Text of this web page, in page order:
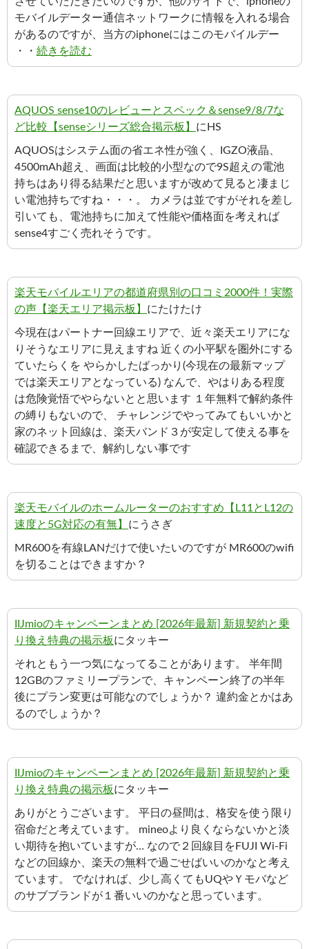
モバイルデーター通信ネットワークに情報を入れる場合
があるのですが、当方のiphoneにはこのモバイルデー
・・ 続きを読む
AQUOS sense10のレビューとスペック＆sense9/8/7な
ど比較【senseシリーズ総合掲示板】 にHS
AQUOSはシステム面の省エネ性が強く、IGZO液晶、
4500mAh超え、画面は比較的小型なので9S超えの電池
持ちはあり得る結果だと思いますが改めて見ると凄まじ
い電池持ちですね・・・。 カメラは並ですがそれを差し
引いても、電池持ちに加えて性能や価格面を考えれば
sense4すごく売れそうです。
楽天モバイルエリアの都道府県別の口コミ2000件！実際
の声【楽天エリア掲示板】 にたけたけ
今現在はパートナー回線エリアで、近々楽天エリアにな
りそうなエリアに見えますね 近くの小平駅を圏外にする
ていたらくを やらかしたばっかり(今現在の最新マップ
では楽天エリアとなっている) なんで、やはりある程度
は危険覚悟でやらないとと思います １年無料で解約条件
の縛りもないので、 チャレンジでやってみてもいいかと
家のネット回線は、楽天バンド３が安定して使える事を
確認できるまで、解約しない事です
楽天モバイルのホームルーターのおすすめ【L11とL12の
速度と5G対応の有無】 にうさぎ
MR600を有線LANだけで使いたいのですが MR600のwifi
を切ることはできますか？
IIJmioのキャンペーンまとめ [2026年最新] 新規契約と乗
り換え特典の掲示板にタッキー
それともう一つ気になってることがあります。 半年間
12GBのファミリープランで、キャンペーン終了の半年
後にプラン変更は可能なのでしょうか？ 違約金とかはあ
るのでしょうか？
IIJmioのキャンペーンまとめ [2026年最新] 新規契約と乗
り換え特典の掲示板にタッキー
ありがとうございます。 平日の昼間は、格安を使う限り
宿命だと考えています。 mineoより良くならないかと淡
い期待を抱いていますが… なので２回線目をFUJI Wi-Fi
などの回線か、楽天の無料で過ごせばいいのかなと考え
ています。 でなければ、少し高くてもUQやＹモバなど
のサブブランドが１番いいのかなと思っています。